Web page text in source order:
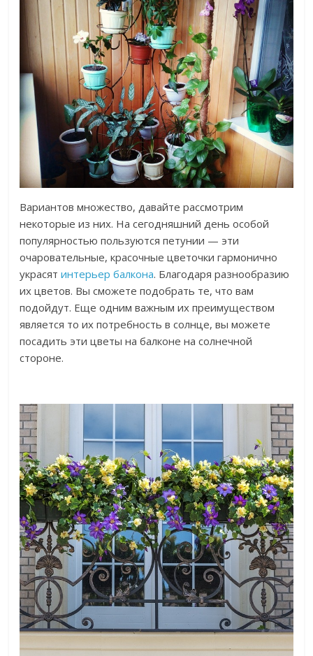
Вариантов множество, давайте рассмотрим
некоторые из них. На сегодняшний день особой
популярностью пользуются петунии — эти
очаровательные, красочные цветочки гармонично
украсятинтерьер балкона. Благодаря разнообразию
их цветов. Вы сможете подобрать те, что вам
подойдут. Еще одним важным их преимуществом
является то их потребность в солнце, вы можете
посадить эти цветы на балконе на солнечной
стороне.